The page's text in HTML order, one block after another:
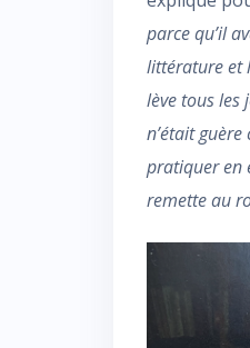
parce qu’il
littérature et
lève tous les
n’était
pratiquer en
remette au